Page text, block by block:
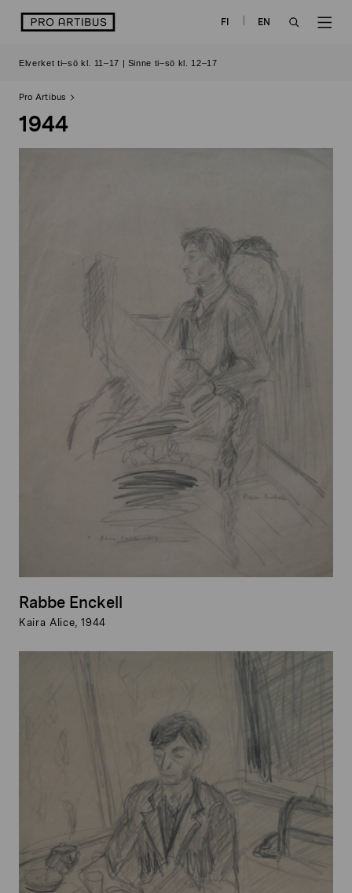
logo FI
EN
Elverket ti–sö kl. 11–17 | Sinne ti–sö kl. 12–17
Pro Artibus
1944
Rabbe Enckell
Kaira Alice, 1944